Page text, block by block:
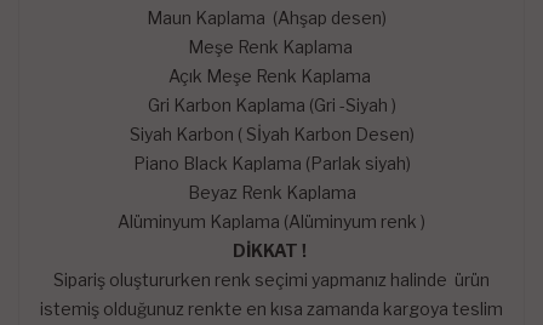
Maun Kaplama (Ahşap desen)
Meşe Renk Kaplama
Açık Meşe Renk Kaplama
Gri Karbon Kaplama (Gri -Siyah )
Siyah Karbon ( Sİyah Karbon Desen)
Piano Black Kaplama (Parlak siyah)
Beyaz Renk Kaplama
Alüminyum Kaplama (Alüminyum renk )
DİKKAT !
Sipariş oluştururken renk seçimi yapmanız halinde ürün
istemiş olduğunuz renkte en kısa zamanda kargoya teslim